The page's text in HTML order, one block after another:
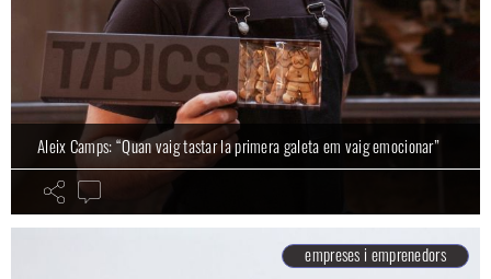
Aleix Camps: “Quan vaig tastar la primera galeta em vaig emocionar”
empreses i emprenedors